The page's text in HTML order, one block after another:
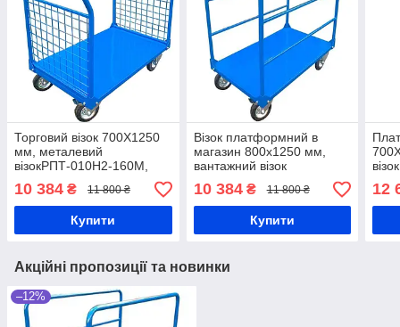
Торговий візок 700Х1250
мм, металевий
візокРПТ-010Н2-160М,
сітки, візок для архіву
10 384 ₴ 11 800 ₴
Купити
Візок платформний в
магазин 800х1250 мм,
вантажний візок
РПТ-011Д-200 М, торговий
візок, ручний візок для
довгомірних вантажів
10 384₴ 11 800 ₴
Купити
сітки
12
Акційні пропозиції та новинки
–12%